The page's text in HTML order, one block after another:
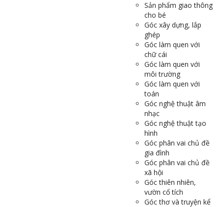
Sản phẩm giao thông
cho bé
Góc xây dựng, lắp
ghép
Góc làm quen với
chữ cái
Góc làm quen với
môi trường
Góc làm quen với
toán
Góc nghệ thuật âm
nhạc
Góc nghệ thuật tạo
hình
Góc phân vai chủ đề
gia đình
Góc phân vai chủ đề
xã hội
Góc thiên nhiên,
vườn cổ tích
Góc thơ và truyện kể